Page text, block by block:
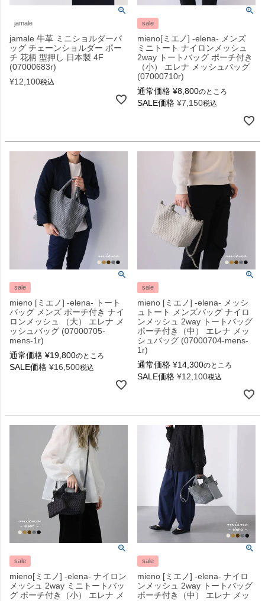
jamale
jamale 牛革 ミニショルダーバ
ッグ チェーンショルダー ポー
チ 花柄 型押し 日本製 4F
(07000683r)
¥12,100税込
sale
mieno[ミエノ] -elena- メンズ
ミニトート ナイロンメッシュ
2way トートバッグ ポーチ付き
（小） エレナ メッシュバッグ
(07000710r)
通常価格 ¥8,800のところ
SALE価格 ¥7,150税込
sale
mieno [ミエノ] -elena- トート
バッグ メンズ ポーチ付き ナイ
ロンメッシュ （大） エレナ メ
ッシュバッグ (07000705-
mens-1r)
通常価格 ¥19,800のところ
SALE価格 ¥16,500税込
sale
mieno [ミエノ] -elena- メッシ
ュトート メンズバッグ ナイロ
ンメッシュ 2way トートバッグ
ポーチ付き（中） エレナ メッ
シュバッグ (07000704-mens-
1r)
通常価格 ¥14,300のところ
SALE価格 ¥12,100税込
sale
mieno[ミエノ] -elena- ナイロン
メッシュ 2way ミニトートバッ
グ ポーチ付き（小） エレナ メ
sale
mieno [ミエノ] -elena- ナイロ
ンメッシュ 2way トートバッグ
ポーチ付き（中） エレナ メッ